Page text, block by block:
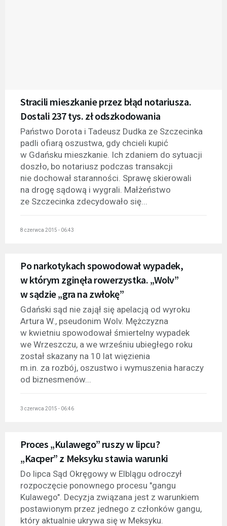
Stracili mieszkanie przez błąd notariusza.
Dostali 237 tys. zł odszkodowania
Państwo Dorota i Tadeusz Dudka ze Szczecinka
padli ofiarą oszustwa, gdy chcieli kupić
w Gdańsku mieszkanie. Ich zdaniem do sytuacji
doszło, bo notariusz podczas transakcji
nie dochował staranności. Sprawę skierowali
na drogę sądową i wygrali. Małżeństwo
ze Szczecinka zdecydowało się...
8 czerwca 2015 - 06:43
Po narkotykach spowodował wypadek,
w którym zginęła rowerzystka. „Wolv”
w sądzie „gra na zwłokę”
Gdański sąd nie zajął się apelacją od wyroku
Artura W., pseudonim Wolv. Mężczyzna
w kwietniu spowodował śmiertelny wypadek
we Wrzeszczu, a we wrześniu ubiegłego roku
został skazany na 10 lat więzienia
m.in. za rozbój, oszustwo i wymuszenia haraczy
od biznesmenów...
3 czerwca 2015 - 06:46
Proces „Kulawego” ruszy w lipcu?
„Kacper” z Meksyku stawia warunki
Do lipca Sąd Okręgowy w Elblągu odroczył
rozpoczęcie ponownego procesu "gangu
Kulawego". Decyzja związana jest z warunkiem
postawionym przez jednego z członków gangu,
który aktualnie ukrywa się w Meksyku.